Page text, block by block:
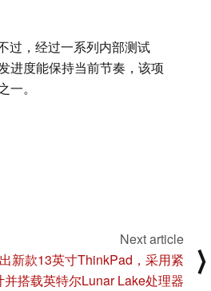
过，经过一系列内部测试
进度能保持当前节奏，该项
。
Next article
新款13英寸ThinkPad，采用紧
并搭载英特尔Lunar Lake处理器
⟩